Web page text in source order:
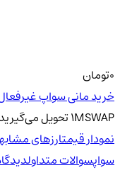
تومان
خرید مانی سواپ
1MSWAPتحویلمی‌گیرید
نمودار قیمتارزهای مشابه
سواپسوالات متداول